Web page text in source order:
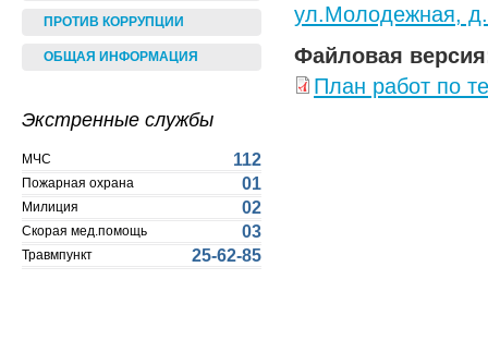
ПРОТИВ КОРРУПЦИИ
ОБЩАЯ ИНФОРМАЦИЯ
Экстренные службы
МЧС 112
Пожарная охрана 01
Милиция 02
Скорая мед.помощь 03
Травмпункт 25-62-85
ул.Молодежная,
Файловая
План работ по